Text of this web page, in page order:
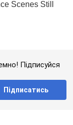
Підписуйся
Підписатись